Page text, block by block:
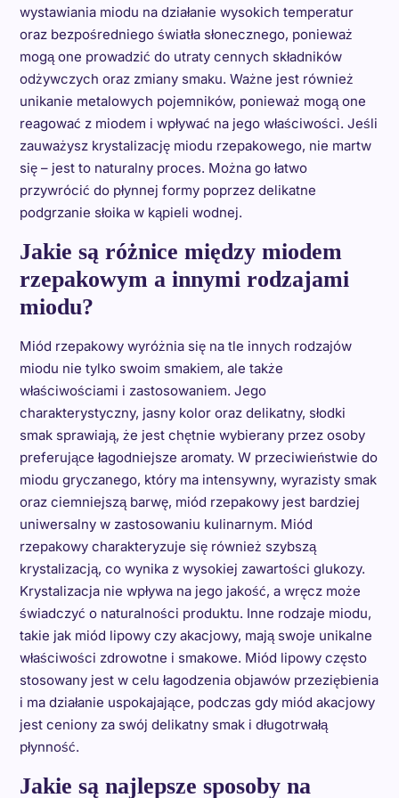
wystawiania miodu na działanie wysokich temperatur
oraz bezpośredniego światła słonecznego, ponieważ
mogą one prowadzić do utraty cennych składników
odżywczych oraz zmiany smaku. Ważne jest również
unikanie metalowych pojemników, ponieważ mogą one
reagować z miodem i wpływać na jego właściwości. Jeśli
zauważysz krystalizację miodu rzepakowego, nie martw
się – jest to naturalny proces. Można go łatwo
przywrócić do płynnej formy poprzez delikatne
podgrzanie słoika w kąpieli wodnej.
Jakie są różnice między miodem
rzepakowym a innymi rodzajami
miodu?
Miód rzepakowy wyróżnia się na tle innych rodzajów
miodu nie tylko swoim smakiem, ale także
właściwościami i zastosowaniem. Jego
charakterystyczny, jasny kolor oraz delikatny, słodki
smak sprawiają, że jest chętnie wybierany przez osoby
preferujące łagodniejsze aromaty. W przeciwieństwie do
miodu gryczanego, który ma intensywny, wyrazisty smak
oraz ciemniejszą barwę, miód rzepakowy jest bardziej
uniwersalny w zastosowaniu kulinarnym. Miód
rzepakowy charakteryzuje się również szybszą
krystalizacją, co wynika z wysokiej zawartości glukozy.
Krystalizacja nie wpływa na jego jakość, a wręcz może
świadczyć o naturalności produktu. Inne rodzaje miodu,
takie jak miód lipowy czy akacjowy, mają swoje unikalne
właściwości zdrowotne i smakowe. Miód lipowy często
stosowany jest w celu łagodzenia objawów przeziębienia
i ma działanie uspokajające, podczas gdy miód akacjowy
jest ceniony za swój delikatny smak i długotrwałą
płynność.
Jakie są najlepsze sposoby na